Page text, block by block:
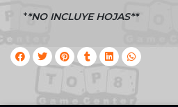
**NO INCLUYE HOJAS**